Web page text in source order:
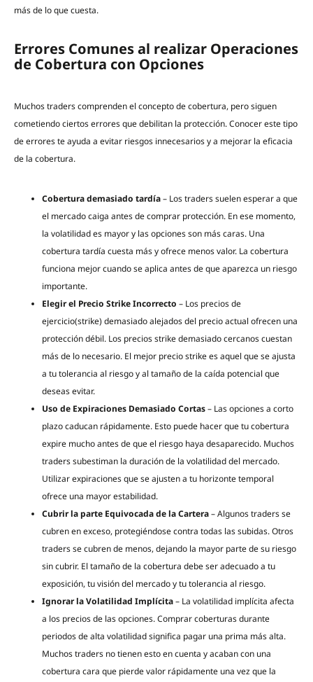
más de lo que cuesta.
Errores Comunes al realizar Operaciones
de Cobertura con Opciones
Muchos traders comprenden el concepto de cobertura, pero siguen
cometiendo ciertos errores que debilitan la protección. Conocer este tipo
de errores te ayuda a evitar riesgos innecesarios y a mejorar la eficacia
de la cobertura.
Cobertura demasiado tardía– Los traders suelen esperar a que
el mercado caiga antes de comprar protección. En ese momento,
la volatilidad es mayor y las opciones son más caras. Una
cobertura tardía cuesta más y ofrece menos valor. La cobertura
funciona mejor cuando se aplica antes de que aparezca un riesgo
importante.
Elegir el Precio Strike Incorrecto – Los precios de
ejercicio(strike) demasiado alejados del precio actual ofrecen una
protección débil. Los precios strike demasiado cercanos cuestan
más de lo necesario. El mejor precio strike es aquel que se ajusta
a tu tolerancia al riesgo y al tamaño de la caída potencial que
deseas evitar.
Uso de Expiraciones Demasiado Cortas– Las opciones a corto
plazo caducan rápidamente. Esto puede hacer que tu cobertura
expire mucho antes de que el riesgo haya desaparecido. Muchos
traders subestiman la duración de la volatilidad del mercado.
Utilizar expiraciones que se ajusten a tu horizonte temporal
ofrece una mayor estabilidad.
Cubrir la parte Equivocada de la Cartera– Algunos traders se
cubren en exceso, protegiéndose contra todas las subidas. Otros
traders se cubren de menos, dejando la mayor parte de su riesgo
sin cubrir. El tamaño de la cobertura debe ser adecuado a tu
exposición, tu visión del mercado y tu tolerancia al riesgo.
Ignorar la Volatilidad Implícita– La volatilidad implícita afecta
a los precios de las opciones. Comprar coberturas durante
periodos de alta volatilidad significa pagar una prima más alta.
Muchos traders no tienen esto en cuenta y acaban con una
cobertura cara que pierde valor rápidamente una vez que la